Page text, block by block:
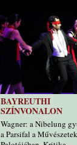
BAYREUTHI
SZÍNVONALON
Wagner: a Nibelung
a Parsifal a Művészetek